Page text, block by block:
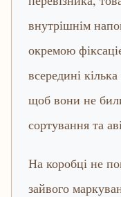
внутрішнім
окремою
всередині
щоб вони не
сортування та
На коробці не
зайвого